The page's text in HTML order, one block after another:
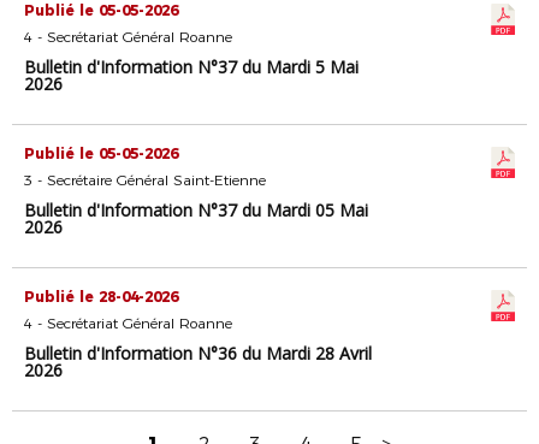
Publié le 05-05-2026
4 - Secrétariat Général Roanne
Bulletin d'Information N°37 du Mardi 5 Mai
2026
Publié le 05-05-2026
3 - Secrétaire Général Saint-Etienne
Bulletin d'Information N°37 du Mardi 05 Mai
2026
Publié le 28-04-2026
4 - Secrétariat Général Roanne
Bulletin d'Information N°36 du Mardi 28 Avril
2026